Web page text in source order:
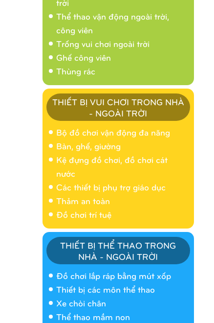
trời
Thể thao vận động ngoài trời,
công viên
Trống vui chơi ngoài trời
Ghế công viên
Thùng rác
THIẾT BỊ VUI CHƠI TRONG NHÀ
- NGOÀI TRỜI
Bộ đồ chơi vận động đa năng
Bàn, ghế, giường
Kệ đựng đồ chơi, đồ chơi cát
nước
Các thiết bị phụ trợ giáo dục
Thảm an toàn
Đồ chơi trí tuệ
THIẾT BỊ THỂ THAO TRONG
NHÀ - NGOÀI TRỜI
Đồ chơi lắp ráp bằng mút xốp
Thiết bị các môn thể thao
Xe chòi chân
Thể thao mầm non
Nhà banh 9H5404